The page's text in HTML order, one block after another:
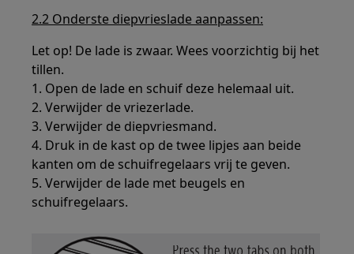
2.2 Onderste diepvrieslade aanpassen:
Let op! De lade is zwaar. Wees voorzichtig bij het
tillen.
1. Open de lade en schuif deze helemaal uit.
2. Verwijder de vriezerlade.
3. Verwijder de diepvriesmand.
4. Druk in de kast op de twee lipjes aan beide
kanten om de schuifregelaars vrij te geven.
5. Verwijder de lade met beugels en
schuifregelaars.